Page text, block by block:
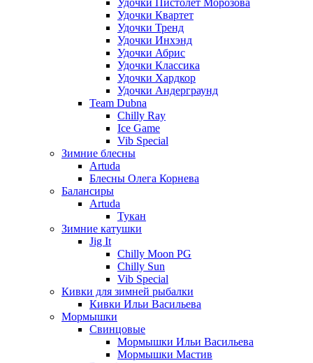
Удочки Квартет
Удочки Тренд
Удочки Инхэнд
Удочки Абрис
Удочки Классика
Удочки Хардкор
Удочки Андерграунд
Team Dubna
Chilly Ray
Ice Game
Vib Special
Зимние блесны
Artuda
Блесны Олега Корнева
Балансиры
Artuda
Тукан
Зимние катушки
Jig It
Chilly Moon PG
Chilly Sun
Vib Special
Кивки для зимней рыбалки
Кивки Ильи Васильева
Мормышки
Свинцовые
Мормышки Ильи Васильева
Мормышки Мастив